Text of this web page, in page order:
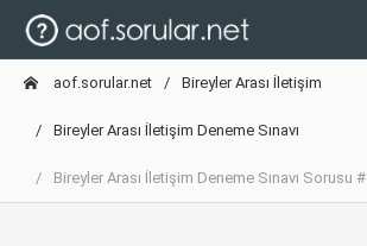
aof.sorular.net Bireyler Arası İletişim
Bireyler Arası İletişim Deneme Sınavı
Bireyler Arası İletişim Deneme Sınavı Sorusu